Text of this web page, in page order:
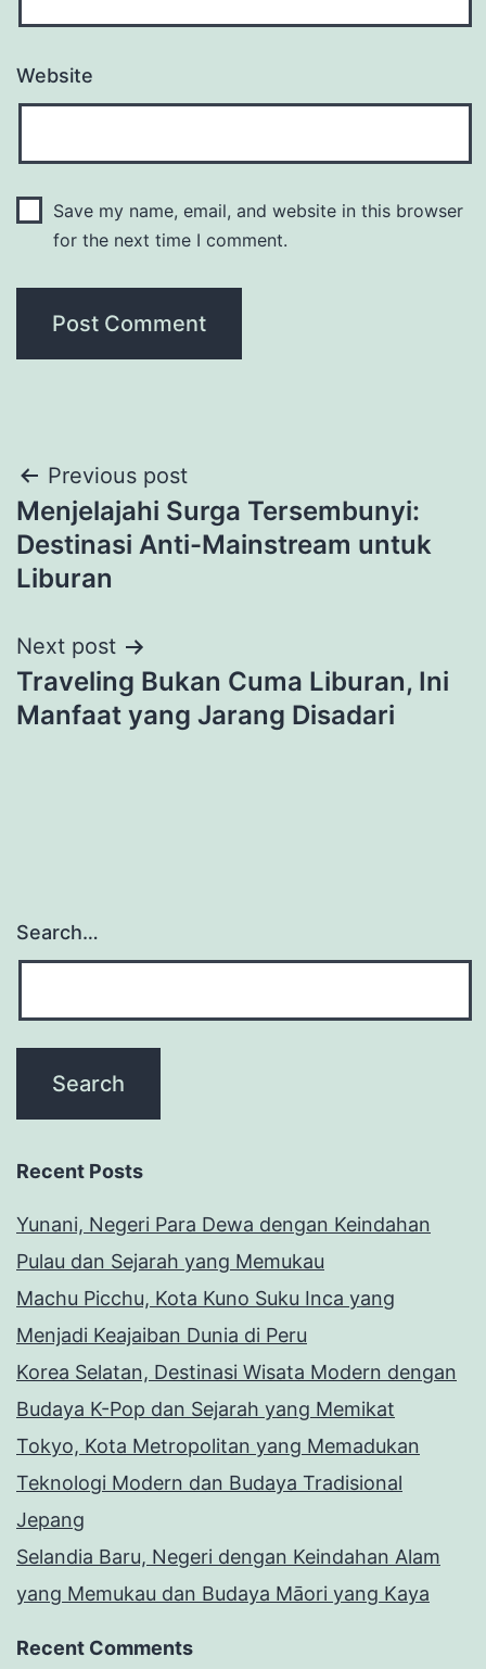
Website
Save my name, email, and website in this browser
for the next time I comment.
Post
navigation
Previous post
Menjelajahi Surga Tersembunyi:
Destinasi Anti-Mainstream untuk
Liburan
Next post
Traveling Bukan Cuma Liburan, Ini
Manfaat yang Jarang Disadari
Search…
Recent Posts
Yunani, Negeri Para Dewa dengan Keindahan
Pulau dan Sejarah yang Memukau
Machu Picchu, Kota Kuno Suku Inca yang
Menjadi Keajaiban Dunia di Peru
Korea Selatan, Destinasi Wisata Modern dengan
Budaya K-Pop dan Sejarah yang Memikat
Tokyo, Kota Metropolitan yang Memadukan
Teknologi Modern dan Budaya Tradisional
Jepang
Selandia Baru, Negeri dengan Keindahan Alam
yang Memukau dan Budaya Māori yang Kaya
Recent Comments